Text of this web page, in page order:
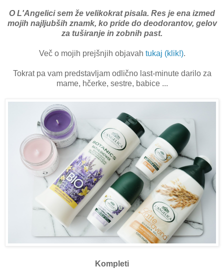
O L'Angelici sem že velikokrat pisala. Res je ena izmed
mojih najljubših znamk, ko pride do deodorantov, gelov
za tuširanje in zobnih past.
Več o mojih prejšnjih objavah tukaj (klik!).
Tokrat pa vam predstavljam odlično last-minute darilo za
mame, hčerke, sestre, babice ...
Kompleti